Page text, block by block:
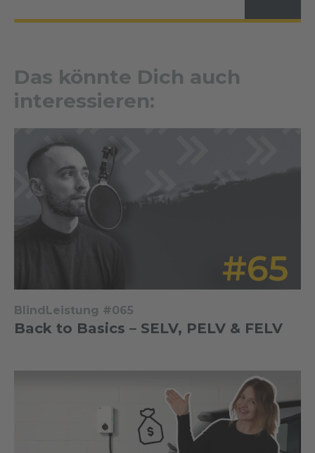
Das könnte Dich auch
interessieren:
BlindLeistung #065
Back to Basics – SELV, PELV & FELV